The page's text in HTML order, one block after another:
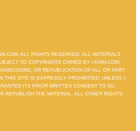
ALL RIGHTS RESERVED. ALL MATERIALS
TO COPYRIGHTS OWNED BY I-KINN.COM.
OR REPUBLICATION OF ALL OR PART
THIS SITE IS EXPRESSLY PROHIBITED, UNLESS I-
ITS PRIOR WRITTEN CONSENT TO SO
REPUBLISH THE MATERIAL. ALL OTHER RIGHTS